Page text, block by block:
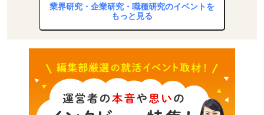
業界研究・企業研究・職種研究のイベントを
もっと見る